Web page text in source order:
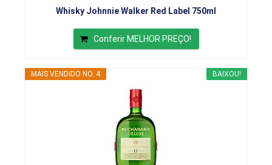
Whisky Johnnie Walker Red Label 750ml
Conferir MELHOR PREÇO!
BAIXOU!
MAIS VENDIDO NO. 4